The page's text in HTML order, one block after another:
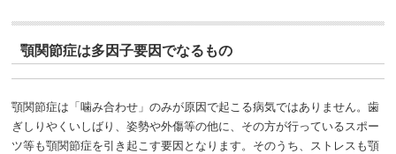
顎関節症は多因子要因でなるもの
顎関節症は「噛み合わせ」のみが原因で起こる病気ではありません。歯
ぎしりやくいしばり、姿勢や外傷等の他に、その方が行っているスポー
ツ等も顎関節症を引き起こす要因となります。そのうち、ストレスも顎